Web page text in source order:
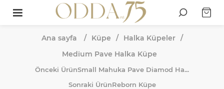
Ana sayfa / Küpe / Halka Küpeler /
Medium Pave Halka Küpe
Önceki ÜrünSmall Mahuka Pave Diamod Ha...
Sonraki ÜrünReborn Küpe